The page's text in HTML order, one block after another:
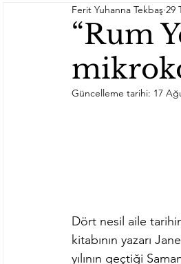
“Rum
Ferit Yuhanna Tekbaş 29
Güncelleme tarihi: 17
Dört nesil aile
kitabının yazarı
yılının geçtiği